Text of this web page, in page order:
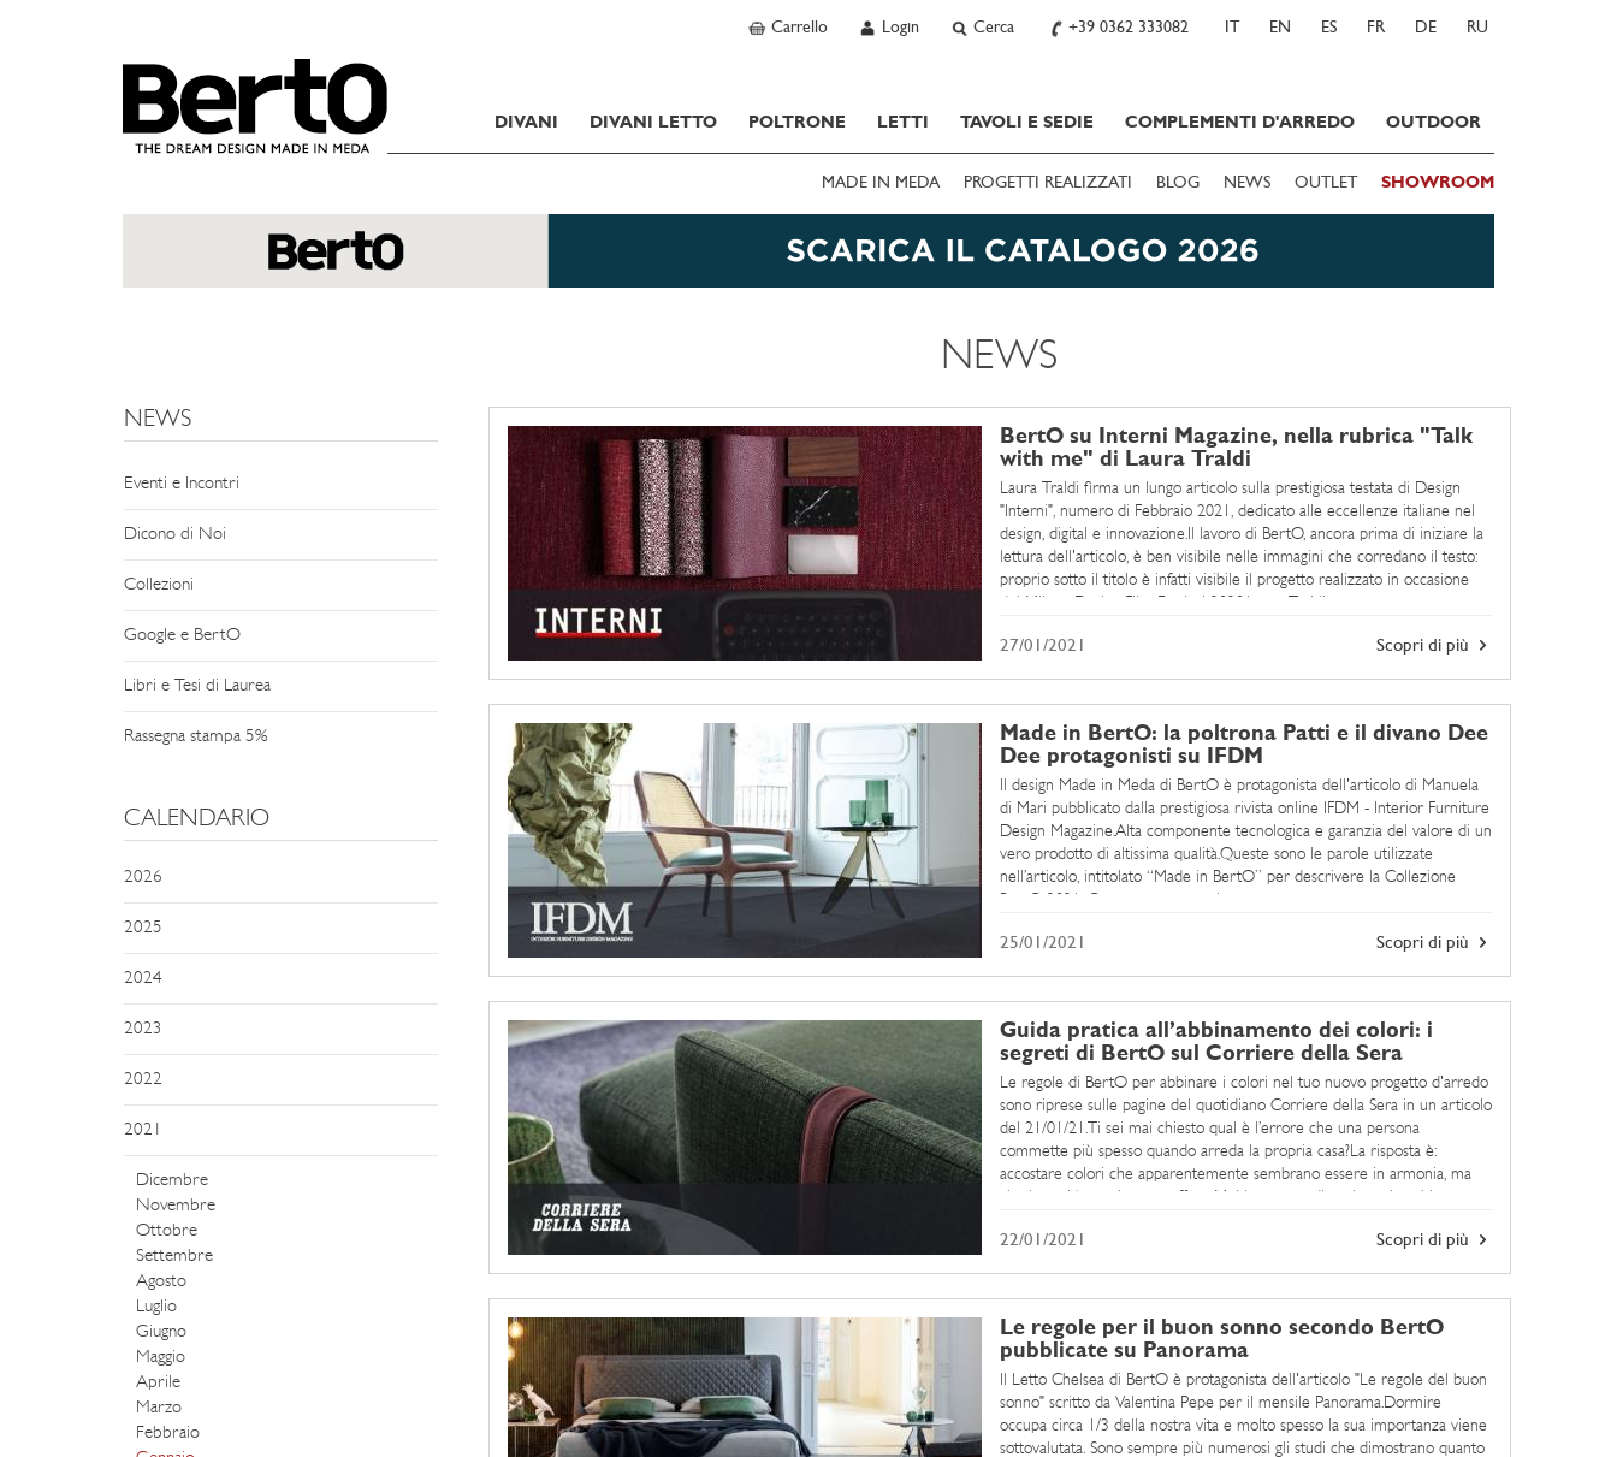
Carrello Login Cerca +39 0362 333082 IT EN ES FR DE RU
DIVANI DIVANI LETTO POLTRONE LETTI TAVOLI E SEDIE COMPLEMENTI D'ARREDO OUTDOOR
MADE IN MEDA PROGETTI REALIZZATI BLOG NEWS OUTLET SHOWROOM
NEWS
NEWS
Eventi e Incontri
Dicono di Noi
Collezioni
Google e BertO
Libri e Tesi di Laurea
Rassegna stampa 5%
CALENDARIO
2026
2025
2024
2023
2022
2021
Dicembre
Novembre
Ottobre
Settembre
Agosto
Luglio
Giugno
Maggio
Aprile
Marzo
Febbraio
BertO su Interni Magazine, nella rubrica "Talk
with me" di Laura Traldi
Laura Traldi firma un lungo articolo sulla prestigiosa testata di Design
"Interni", numero di Febbraio 2021, dedicato alle eccellenze italiane nel
design, digital e innovazione.Il lavoro di BertO, ancora prima di iniziare la
lettura dell'articolo, è ben visibile nelle immagini che corredano il testo:
proprio sotto il titolo è infatti visibile il progetto realizzato in occasione
Scopri di più
27/01/2021
Made in BertO: la poltrona Patti e il divano Dee
Dee protagonisti su IFDM
Il design Made in Meda di BertO è protagonista dell'articolo di Manuela
di Mari pubblicato dalla prestigiosa rivista online IFDM - Interior Furniture
Design Magazine.Alta componente tecnologica e garanzia del valore di un
vero prodotto di altissima qualità.Queste sono le parole utilizzate
nell’articolo, intitolato “Made in BertO” per descrivere la Collezione
Scopri di più
25/01/2021
Guida pratica all’abbinamento dei colori: i
segreti di BertO sul Corriere della Sera
Le regole di BertO per abbinare i colori nel tuo nuovo progetto d'arredo
sono riprese sulle pagine del quotidiano Corriere della Sera in un articolo
del 21/01/21.Ti sei mai chiesto qual è l’errore che una persona
commette più spesso quando arreda la propria casa?La risposta è:
accostare colori che apparentemente sembrano essere in armonia, ma
Scopri di più
22/01/2021
Le regole per il buon sonno secondo BertO
pubblicate su Panorama
Il Letto Chelsea di BertO è protagonista dell'articolo "Le regole del buon
sonno" scritto da Valentina Pepe per il mensile Panorama.Dormire
occupa circa 1/3 della nostra vita e molto spesso la sua importanza viene
sottovalutata. Sono sempre più numerosi gli studi che dimostrano quanto